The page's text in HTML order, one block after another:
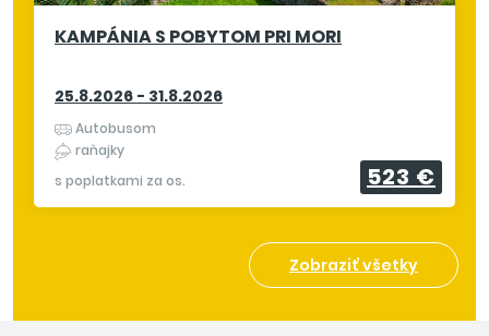
KAMPÁNIA S POBYTOM PRI MORI
25.8.2026 - 31.8.2026
Autobusom
raňajky
s poplatkami za os.
523 €
Zobraziť všetky